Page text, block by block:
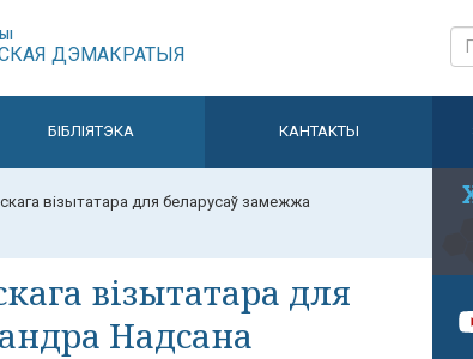
ДЭМАКРАТЫЯ
БІБЛІЯТЭКА КАНТАКТЫ
візытатара для беларусаў замежжа
візытатара для
Надсана